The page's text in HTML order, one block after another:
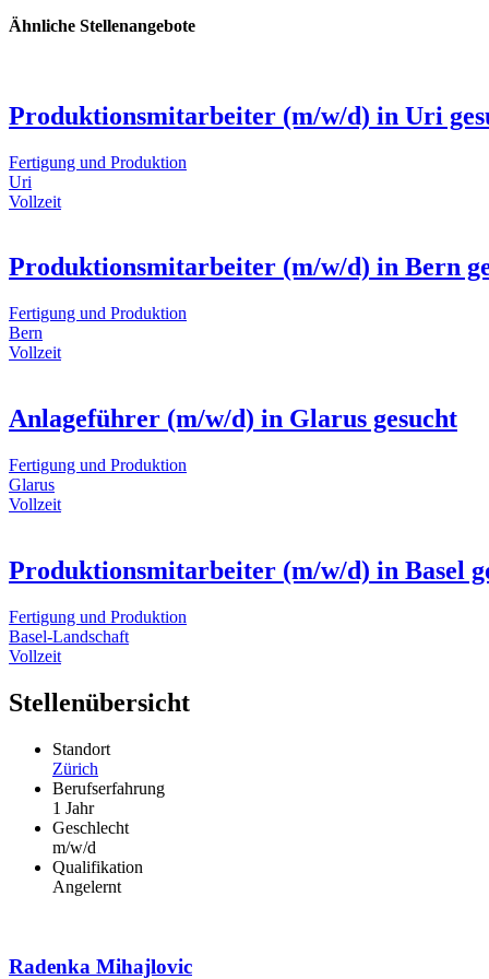
Ähnliche Stellenangebote
Produktionsmitarbeiter (m/w/d) in Uri
Fertigung und Produktion
Uri
Vollzeit
Produktionsmitarbeiter (m/w/d) in Bern
Fertigung und Produktion
Bern
Vollzeit
Anlageführer (m/w/d) in Glarus gesucht
Fertigung und Produktion
Glarus
Vollzeit
Produktionsmitarbeiter (m/w/d) in Basel
Fertigung und Produktion
Basel-Landschaft
Vollzeit
Stellenübersicht
Standort
Zürich
Berufserfahrung
1 Jahr
Geschlecht
m/w/d
Qualifikation
Angelernt
Radenka Mihajlovic